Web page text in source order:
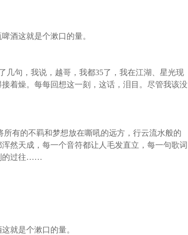
酒这就是个漱口的量。
几句，我说，越哥，我都35了，我在江湖、星光现
着燥。每每回想这一刻，这话，泪目。尽管我该没
有的不羁和梦想放在嘶吼的远方，行云流水般的
然天成，每一个音符都让人毛发直立，每一句歌词
的过往……
就是个漱口的量。